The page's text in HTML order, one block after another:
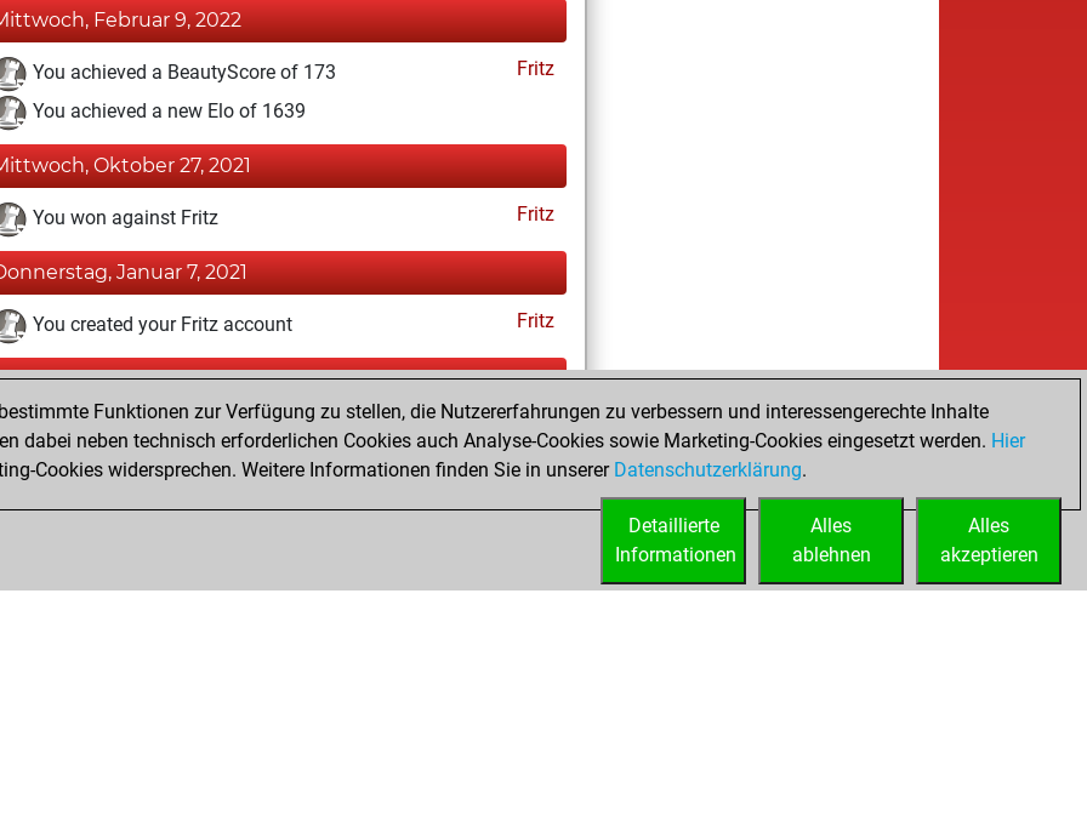
Februar 9, 2022
You achieved a BeautyScore of 173
Fritz
You achieved a new Elo of 1639
Oktober 27, 2021
You won against Fritz Fritz
Januar 7, 2021
You created your Fritz account Fritz
November 1, 2020
You played 17 blitz games
Play
You scored +7 =3 -7 in blitz
Funktionen zur Verfügung zu stellen, die Nutzererfahrungen zu verbessern und interessengerechte Inhalte
dabei neben technisch erforderlichen Cookies auch Analyse-Cookies sowie Marketing-Cookies eingesetzt werden. Hier
Cookies widersprechen. Weitere Informationen finden Sie in unserer Datenschutzerklärung.
Alles
akzeptieren
Alles
ablehnen
Detaillierte
Informationen